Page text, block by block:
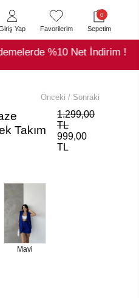
Net İndirim ! 2500₺
Yap Favorilerim
0
Sepetim
Önceki / Sonraki
Takım
1.299,00
TL
999,00
TL
Mavi